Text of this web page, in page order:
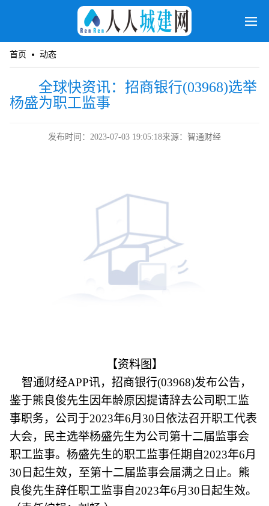
首页 动态
全球快资讯：招商银行(03968)选举
杨盛为职工监事
发布时间：2023-07-03 19:05:18来源：智通财经
【资料图】
智通财经APP讯，招商银行(03968)发布公告，
鉴于熊良俊先生因年龄原因提请辞去公司职工监
事职务，公司于2023年6月30日依法召开职工代表
大会，民主选举杨盛先生为公司第十二届监事会
职工监事。杨盛先生的职工监事任期自2023年6月
30日起生效，至第十二届监事会届满之日止。熊
良俊先生辞任职工监事自2023年6月30日起生效。